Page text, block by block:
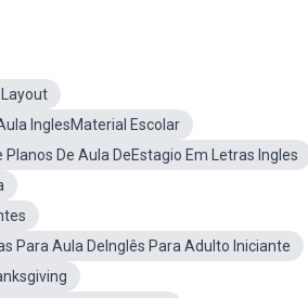
InglesMaterial Escolar
Planos De Aula DeEstagio Em Letras Ingles
Para Aula DeInglês Para Adulto Iniciante